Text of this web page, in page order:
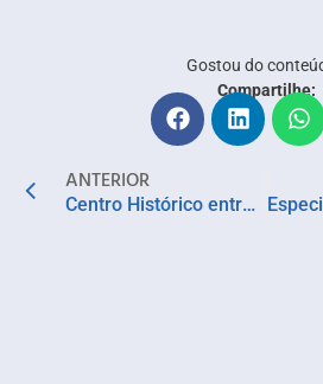
Gostou do
Compartilhe:
ANTERIOR
Centro Histórico entra em clima junino com decoração, guirlandas, pãozinho de Santo Antônio e oficinas de arte